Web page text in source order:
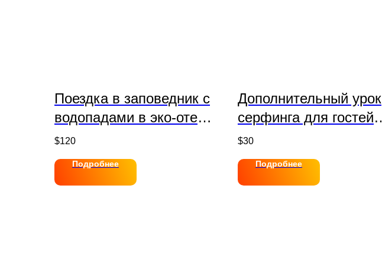
Поездка в заповедник c
водопадами в эко-отель
с видом горы
$120
Подробнее
Дополнительный урок
серфинга для гостей
кемпа
$30
Подробнее